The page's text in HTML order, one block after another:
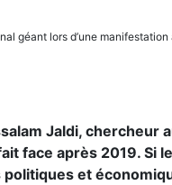
géant lors d’une
Jaldi, chercheur
face après 2019.
et